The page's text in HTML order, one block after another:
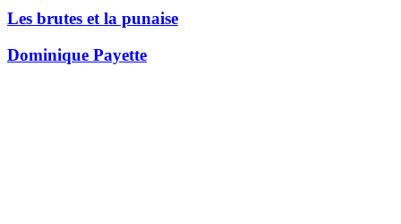
Les brutes et la punaise
Dominique Payette